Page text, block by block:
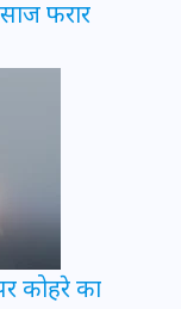
फरार
कोहरे का